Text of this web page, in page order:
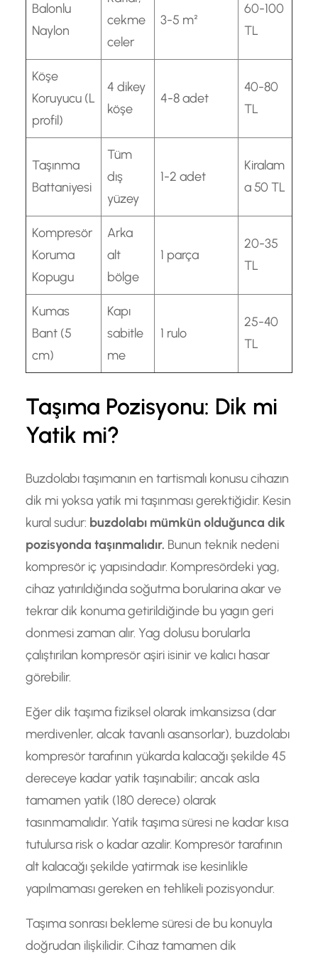
Balonlu
Naylon
cekme
celer
3-5 m²
60-100
TL
Köşe
Koruyucu (L
profil)
4 dikey
köşe
4-8 adet
40-80
TL
Taşınma
Battaniyesi
Tüm
dış
yüzey
1-2 adet
Kiralam
a 50 TL
Kompresör
Koruma
Kopugu
Arka
alt
bölge
1 parça
20-35
TL
Kumas
Bant (5
cm)
Kapı
sabitle
me
1 rulo
25-40
TL
Taşıma Pozisyonu: Dik mi
Yatik mi?
Buzdolabı taşımanın en tartismalı konusu cihazın
dik mi yoksa yatik mi taşınması gerektiğidir. Kesin
kural sudur: buzdolabı mümkün olduğunca dik
pozisyonda taşınmalıdır. Bunun teknik nedeni
kompresör iç yapısindadır. Kompresördeki yag,
cihaz yatırıldığında soğutma borularina akar ve
tekrar dik konuma getirildiğinde bu yagın geri
donmesi zaman alır. Yag dolusu borularla
çalıştırilan kompresör aşiri isinir ve kalıcı hasar
görebilir.
Eğer dik taşıma fiziksel olarak imkansizsa (dar
merdivenler, alcak tavanlı asansorlar), buzdolabı
kompresör tarafının yükarda kalacağı şekilde 45
dereceye kadar yatik taşınabilir; ancak asla
tamamen yatik (180 derece) olarak
tasınmamalıdır. Yatik taşıma süresi ne kadar kısa
tutulursa risk o kadar azalir. Kompresör tarafının
alt kalacağı şekilde yatirmak ise kesinlikle
yapılmaması gereken en tehlikeli pozisyondur.
Taşıma sonrası bekleme süresi de bu konuyla
doğrudan ilişkilidir. Cihaz tamamen dik